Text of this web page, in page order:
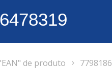
de produto